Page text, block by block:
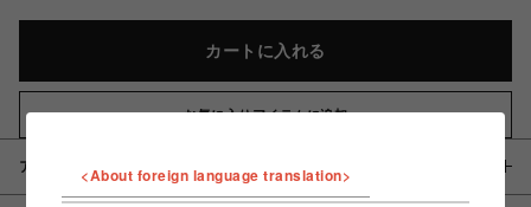
カートに入れる
お気に入りアイテムに追加
アイテム説明 / 素材<About foreign language translation>